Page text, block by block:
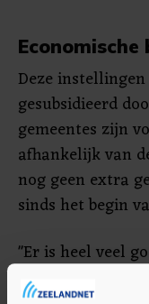
Economische
Deze
gesubsidieerd
gemeentes zijn
afhankelijk van
nog geen extra
sinds het begin
"Er is heel veel
theaters zijn